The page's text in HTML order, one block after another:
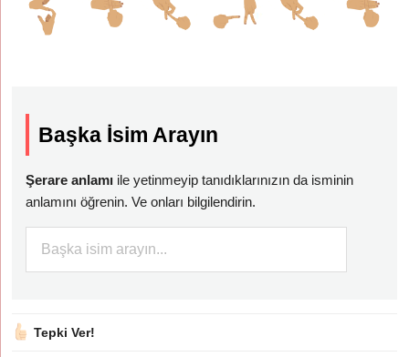
Başka İsim Arayın
Şerare anlamı ile yetinmeyip tanıdıklarınızın da isminin
anlamını öğrenin. Ve onları bilgilendirin.
Tepki Ver!